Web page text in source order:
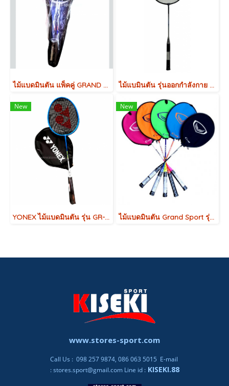
ไม้แบดมินตัน แพ็คคู่ GRAND SPORT พร้อมกระเป๋าใส่ รหัส 372181 รุ่น Grand Sport รุ่น Eagler มี 2 สี ไม้แบมินตัน รุ่นออกกำลังกาย SPL
New
YONEX ไม้แบดมินตัน รุ่น GR-340
New
ไม้แบดมินตัน Grand Sport รุ่น SWIFT
www.stores-sport.com
Call Us : 098 257 9874, 086 063 5015 E-mail
:stores.sport@gmail.com Line id :KISEKI.88